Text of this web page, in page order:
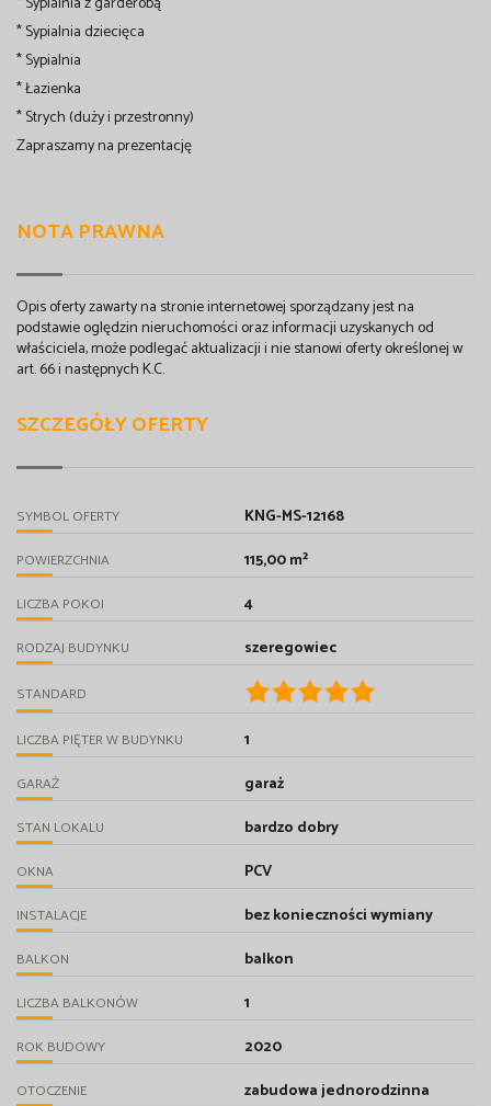
* Sypialnia dziecięca
* Sypialnia
* Łazienka
* Strych (duży i przestronny)
Zapraszamy na prezentację
NOTA PRAWNA
Opis oferty zawarty na stronie internetowej sporządzany jest na
podstawie oględzin nieruchomości oraz informacji uzyskanych od
właściciela, może podlegać aktualizacji i nie stanowi oferty określonej w
art. 66 i następnych K.C.
SZCZEGÓŁY OFERTY
SYMBOL OFERTY KNG-MS-12168
POWIERZCHNIA 115,00 m²
LICZBA POKOI 4
RODZAJ BUDYNKU szeregowiec
STANDARD
LICZBA PIĘTER W BUDYNKU 1
GARAŻ garaż
STAN LOKALU bardzo dobry
OKNA PCV
INSTALACJE bez konieczności wymiany
BALKON balkon
LICZBA BALKONÓW 1
ROK BUDOWY 2020
OTOCZENIE zabudowa jednorodzinna